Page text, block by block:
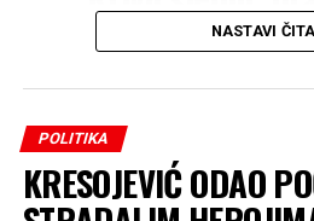
najpopularniji
Republici
Stanivuković”
Vukanović, vidno
pod teretom
NASTAVI
POLITIKA
KRESOJEVIĆ ODAO